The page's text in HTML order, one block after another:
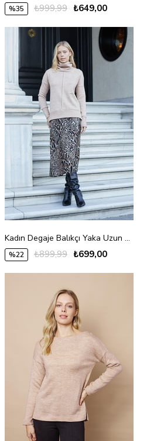
%35 ₺649,00
₺999,99
Kadın Degaje Balıkçı Yaka Uzun Kol Hafif Esnek Uzun Triko Kazak-Bej
%22 ₺699,00
₺899,99